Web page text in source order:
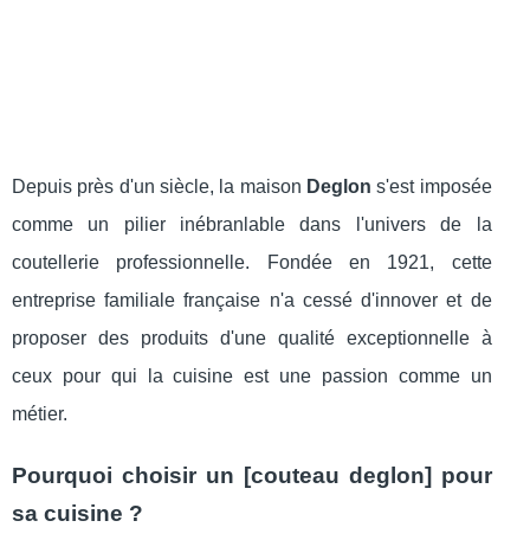
Depuis près d'un siècle, la maison Deglon s'est imposée
comme un pilier inébranlable dans l'univers de la
coutellerie professionnelle. Fondée en 1921, cette
entreprise familiale française n'a cessé d'innover et de
proposer des produits d'une qualité exceptionnelle à
ceux pour qui la cuisine est une passion comme un
métier.
Pourquoi choisir un [couteau deglon] pour
sa cuisine ?